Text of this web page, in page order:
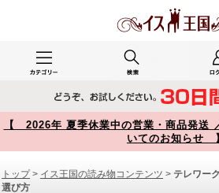
【 2026年 夏季休業中の営業・商品発送
いてのお知らせ
トップ> イス王国の読み物コンテンツ > テレワー
選び方